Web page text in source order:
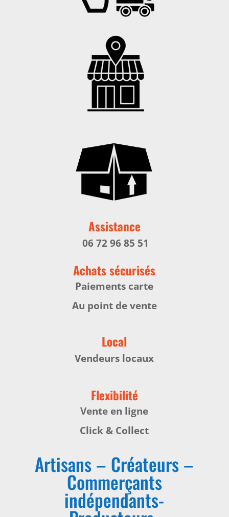
Assistance
06 72 96 85 51
Achats sécurisés
Paiements carte
Au point de vente
Local
Vendeurs locaux
Flexibilité
Vente en ligne
Click & Collect
Artisans – Créateurs –
Commerçants
indépendants-